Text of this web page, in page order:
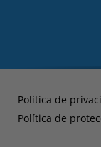
Política de
Política de